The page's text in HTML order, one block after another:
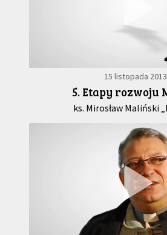
15 listopada 2013
5. Etapy rozwoju
ks. Mirosław Maliński